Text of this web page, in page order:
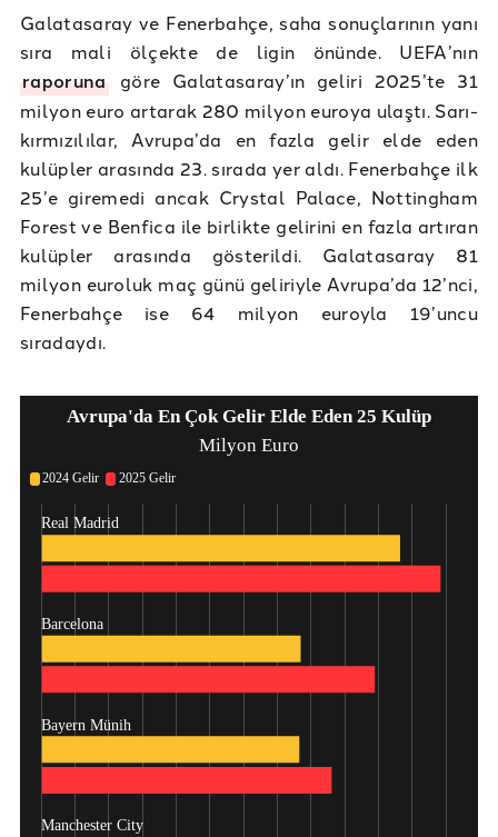
Galatasaray ve Fenerbahçe, saha sonuçlarının yanı
sıra mali ölçekte de ligin önünde. UEFA’nın
raporunagöre Galatasaray’ın geliri 2025’te 31
milyon euro artarak 280 milyon euroya ulaştı. Sarı-
kırmızılılar, Avrupa’da en fazla gelir elde eden
kulüpler arasında 23. sırada yer aldı. Fenerbahçe ilk
25’e giremedi ancak Crystal Palace, Nottingham
Forest ve Benfica ile birlikte gelirini en fazla artıran
kulüpler arasında gösterildi. Galatasaray 81
milyon euroluk maç günü geliriyle Avrupa’da 12’nci,
Fenerbahçe ise 64 milyon euroyla 19’uncu
sıradaydı.